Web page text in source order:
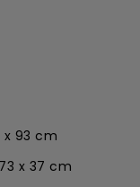
x 93 cm
x 37 cm